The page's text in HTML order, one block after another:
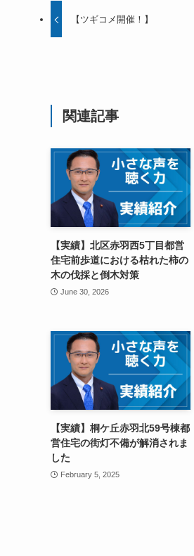
【ツギコメ開催！】
関連記事
【実績】北区赤羽西5丁目都営
住宅前歩道における枯れた柿の
木の伐採と倒木対策
June 30, 2026
【実績】桐ケ丘赤羽北59号棟都
営住宅の街灯不備が解消されま
した
February 5, 2025